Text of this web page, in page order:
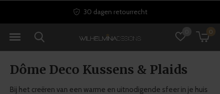
0
30 dagen retourrecht
Dôme Deco Kussens & Plaids
Bij het creëren van een warme en uitnodigende sfeer in je huis